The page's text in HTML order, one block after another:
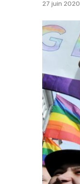
27 juin 2020